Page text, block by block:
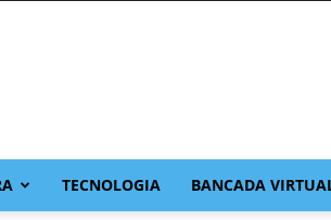
TECNOLOGIA BANCADA